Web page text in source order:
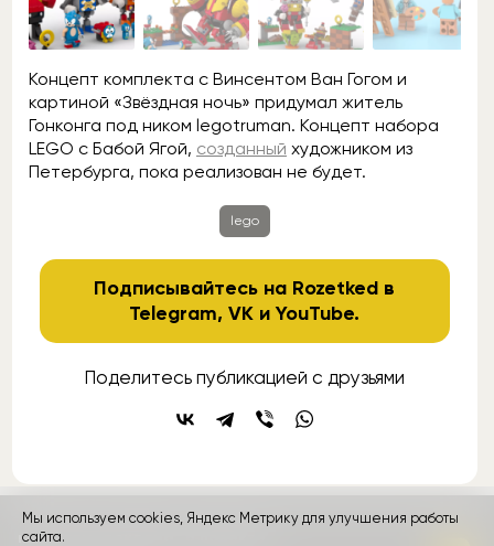
Концепт комплекта с Винсентом Ван Гогом и
картиной «Звёздная ночь» придумал житель
Гонконга под ником legotruman. Концепт набора
LEGO с Бабой Ягой, созданный художником из
Петербурга, пока реализован не будет.
lego
Подписывайтесь на Rozetked в
Telegram,VK иYouTube.
Поделитесь публикацией с друзьями
контакты
Мы используем cookies, Яндекс Метрику для улучшения работы
сайта.